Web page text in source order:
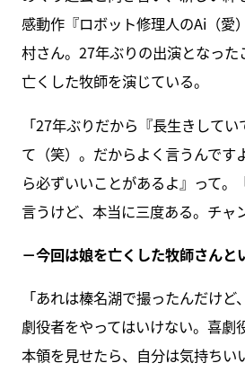
感動作『ロボット修理人のAi（愛
村さん。27年ぶりの出演となった
亡くした牧師を演じている。
「27年ぶりだから『長生きして
て（笑）。だからよく言うんです
ら必ずいいことがあるよ』って。
言うけど、本当に三度ある。チャ
－今回は娘を亡くした牧師さんと
「あれは榛名湖で撮ったんだけ
劇役者をやってはいけない。喜劇
本領を見せたら、自分は気持ちい